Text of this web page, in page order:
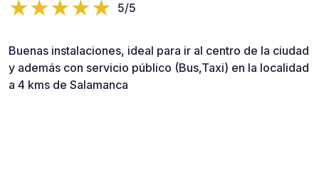
5/5
Buenas instalaciones, ideal para ir al centro de la ciudad
y además con servicio público (Bus,Taxi) en la localidad
a 4 kms de Salamanca